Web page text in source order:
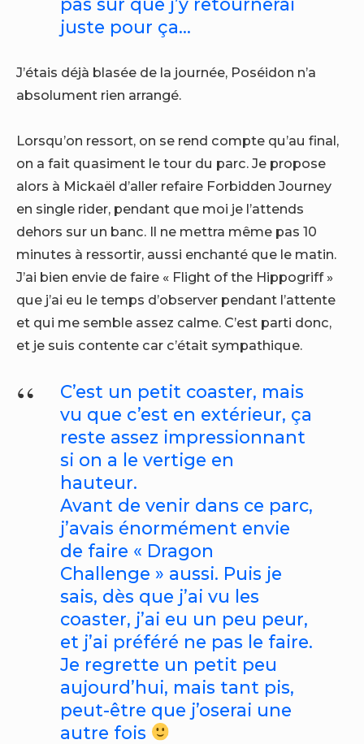
juste pour ça…
J’étais déjà blasée de la journée, Poséidon n’a
absolument rien arrangé.
Lorsqu’on ressort, on se rend compte qu’au final,
on a fait quasiment le tour du parc. Je propose
alors à Mickaël d’aller refaire Forbidden Journey
en single rider, pendant que moi je l’attends
dehors sur un banc. Il ne mettra même pas 10
minutes à ressortir, aussi enchanté que le matin.
J’ai bien envie de faire « Flight of the Hippogriff »
que j’ai eu le temps d’observer pendant l’attente
et qui me semble assez calme. C’est parti donc,
et je suis contente car c’était sympathique.
C’est un petit coaster, mais
vu que c’est en extérieur, ça
reste assez impressionnant
si on a le vertige en
hauteur.
Avant de venir dans ce parc,
j’avais énormément envie
de faire « Dragon
Challenge » aussi. Puis je
sais, dès que j’ai vu les
coaster, j’ai eu un peu peur,
et j’ai préféré ne pas le faire.
Je regrette un petit peu
aujourd’hui, mais tant pis,
peut-être que j’oserai une
autre fois